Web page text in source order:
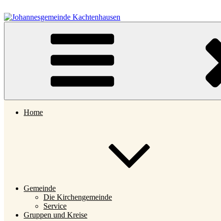
Inhalt
springen
Johannesgemeinde Kachtenhausen
Home
Gemeinde
Die Kirchengemeinde
Service
Gruppen und Kreise